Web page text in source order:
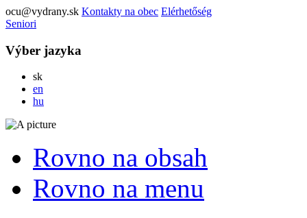
ocu@vydrany.sk Kontakty na obec Elérhetőség
Seniori
Výber jazyka
skSlovensky
en
hu
Rovno na obsah
Rovno na menu